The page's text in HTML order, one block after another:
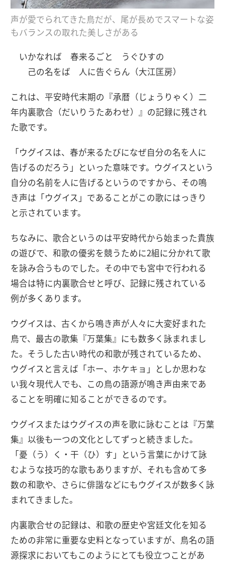
声が愛でられてきた鳥だが、尾が長めでスマートな姿
もバランスの取れた美しさがある
いかなれば 春来るごと うぐひすの
己の名をば 人に告ぐらん（大江匡房）
これは、平安時代末期の『承暦（じょうりゃく）二
年内裏歌合（だいりうたあわせ）』の記録に残され
た歌です。
「ウグイスは、春が来るたびになぜ自分の名を人に
告げるのだろう」といった意味です。ウグイスという
自分の名前を人に告げるというのですから、その鳴
き声は「ウグイス」であることがこの歌にはっきり
と示されています。
ちなみに、歌合というのは平安時代から始まった貴族
の遊びで、和歌の優劣を競うために2組に分かれて歌
を詠み合うものでした。その中でも宮中で行われる
場合は特に内裏歌合せと呼び、記録に残されている
例が多くあります。
ウグイスは、古くから鳴き声が人々に大変好まれた
鳥で、最古の歌集『万葉集』にも数多く詠まれまし
た。そうした古い時代の和歌が残されているため、
ウグイスと言えば「ホー、ホケキョ」としか思わな
い我々現代人でも、この鳥の語源が鳴き声由来であ
ることを明確に知ることができるのです。
ウグイスまたはウグイスの声を歌に詠むことは『万葉
集』以後も一つの文化としてずっと続きました。
「憂（う）く・干（ひ）す」という言葉にかけて詠
むような技巧的な歌もありますが、それも含めて多
数の和歌や、さらに俳諧などにもウグイスが数多く詠
まれてきました。
内裏歌合せの記録は、和歌の歴史や宮廷文化を知る
ための非常に重要な史料となっていますが、鳥名の語
源探求においてもこのようにとても役立つことがあ